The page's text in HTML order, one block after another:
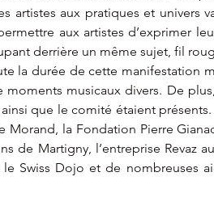
artistes aux pratiques et univers
aux artistes d’exprimer
derrière un même sujet, fil
la durée de cette manifestation
musicaux divers. De
que le comité étaient
la Fondation Pierre
de Martigny, l’entreprise Revaz
le Swiss Dojo et de nombreuses